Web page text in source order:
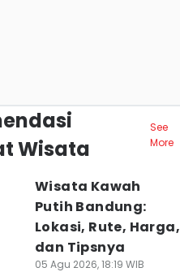
Wisata
See
More
Wisata Kawah
Putih Bandung:
Lokasi, Rute, Harga,
dan Tipsnya
05 Agu 2026, 18:19 WIB